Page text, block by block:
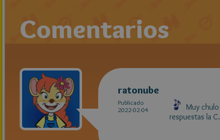
Comentarios
ratonube
Publicado
2022-02-04
Muy
respuestas la